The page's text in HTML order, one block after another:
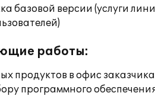
базовой версии (услуги
работы:
продуктов в офис заказчика
программного